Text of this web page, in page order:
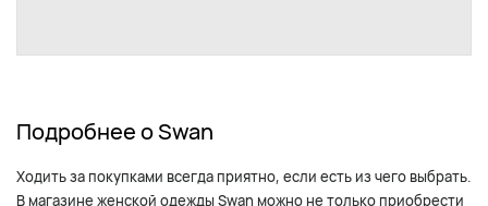
Подробнее о Swan
Ходить за покупками всегда приятно, если есть из чего выбрать.
В магазине женской одежды Swan можно не только приобрести